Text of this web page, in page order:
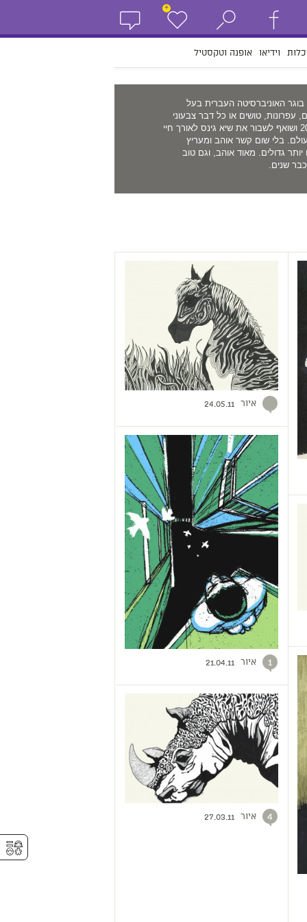
+
וידיאו אופנה וטקסטיל
האוניברסיטה העברית בעל
עפרונות, טושים או כל דבר צבעוני
בחנויות לציוד לאמנות. מטפל בכלבה בת 20 ושואף לשבור את שיא גינס לאורך חיי
בלי שום קשר אוהב ומעריץ
גדולים. מאוד אוהב, וגם טוב
שנים.
איור 24.05.11
1 איור 21.04.11
4 איור 27.03.11
⚥︎